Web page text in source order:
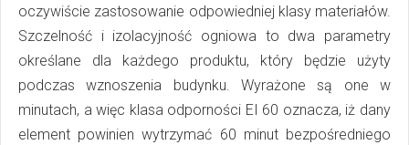
oczywiście zastosowanie odpowiedniej klasy materiałów.
Szczelność i izolacyjność ogniowa to dwa parametry
określane dla każdego produktu, który będzie użyty
podczas wznoszenia budynku. Wyrażone są one w
minutach, a więc klasa odporności EI 60 oznacza, iż dany
element powinien wytrzymać 60 minut bezpośredniego